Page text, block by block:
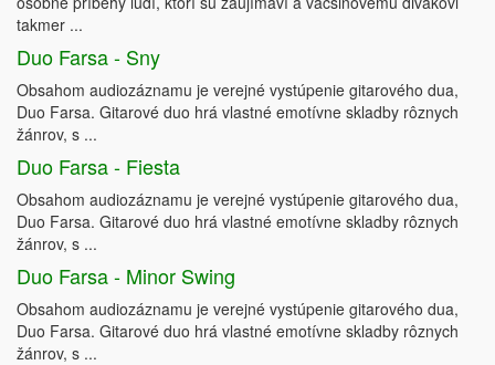
takmer ...
Duo Farsa - Sny
Obsahom audiozáznamu je verejné vystúpenie gitarového dua,
Duo Farsa. Gitarové duo hrá vlastné emotívne skladby rôznych
žánrov, s ...
Duo Farsa - Fiesta
Obsahom audiozáznamu je verejné vystúpenie gitarového dua,
Duo Farsa. Gitarové duo hrá vlastné emotívne skladby rôznych
žánrov, s ...
Duo Farsa - Minor Swing
Obsahom audiozáznamu je verejné vystúpenie gitarového dua,
Duo Farsa. Gitarové duo hrá vlastné emotívne skladby rôznych
žánrov, s ...